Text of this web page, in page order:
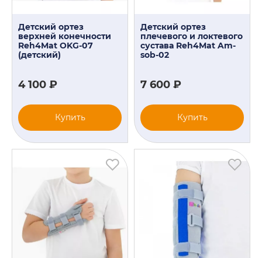
Детский ортез
верхней конечности
Reh4Mat OKG-07
(детский)
4 100 ₽
Купить
Детский ортез
плечевого и локтевого
сустава Reh4Mat Am-
sob-02
7 600 ₽
Купить